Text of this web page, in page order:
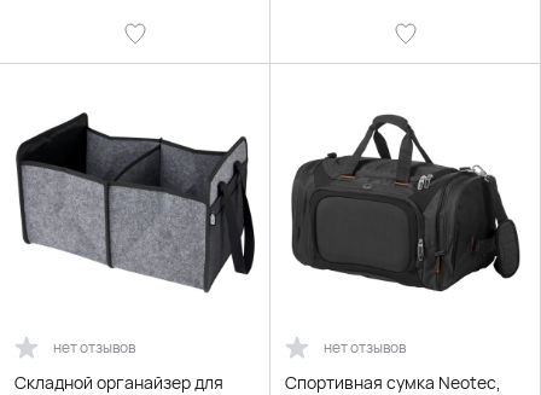
нет отзывов
Складной органайзер для
нет отзывов
Спортивная сумка Neotec,